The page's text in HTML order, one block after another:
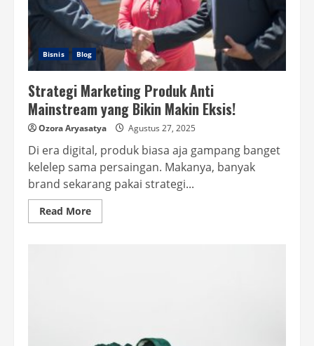
Bisnis Blog
Strategi Marketing Produk Anti
Mainstream yang Bikin Makin Eksis!
Ozora Aryasatya Agustus 27, 2025
Di era digital, produk biasa aja gampang banget
kelelep sama persaingan. Makanya, banyak
brand sekarang pakai strategi...
Read MoreRead
more